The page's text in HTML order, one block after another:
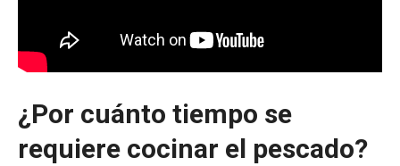
¿Por cuánto tiempo se
requiere cocinar el pescado?